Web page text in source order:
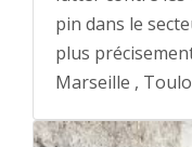
pin dans le
plus
Marseille ,